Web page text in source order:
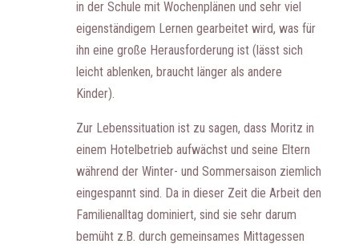
in der Schule mit Wochenplänen und sehr viel
eigenständigem Lernen gearbeitet wird, was für
ihn eine große Herausforderung ist (lässt sich
leicht ablenken, braucht länger als andere
Kinder).
Zur Lebenssituation ist zu sagen, dass Moritz in
einem Hotelbetrieb aufwächst und seine Eltern
während der Winter- und Sommersaison ziemlich
eingespannt sind. Da in dieser Zeit die Arbeit den
Familienalltag dominiert, sind sie sehr darum
bemüht z.B. durch gemeinsames Mittagessen